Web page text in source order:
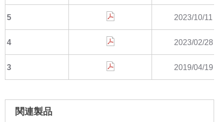
5 2023/10/11
4 2023/02/28
3 2019/04/19
関連製品